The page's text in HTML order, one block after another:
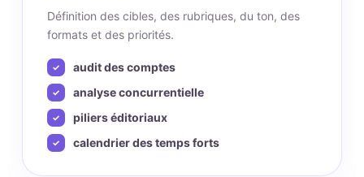
Définition des cibles, des rubriques, du ton, des
formats et des priorités.
audit des comptes
analyse concurrentielle
piliers éditoriaux
calendrier des temps forts